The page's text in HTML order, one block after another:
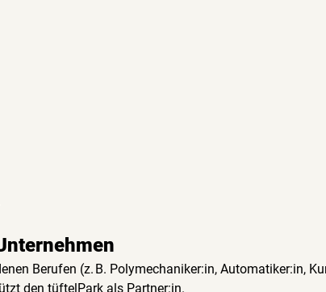
Berufen (z. B. Polymechaniker:in, Automatiker:in,
den tüftelPark als Partner:in.